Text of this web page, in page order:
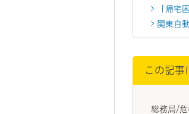
「帰宅
関東自
この記事
総務局/